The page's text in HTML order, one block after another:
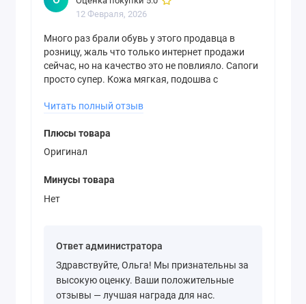
12 Февраля, 2026
Много раз брали обувь у этого продавца в
розницу, жаль что только интернет продажи
сейчас, но на качество это не повлияло. Сапоги
просто супер. Кожа мягкая, подошва с
сравнить. Сейчас на одном из маркетплейсов
качество не сравнимо хуже.
Читать полный отзыв
Плюсы товара
Оригинал
Минусы товара
Нет
Ответ администратора
Здравствуйте, Ольга! Мы признательны за
высокую оценку. Ваши положительные
отзывы — лучшая награда для нас.